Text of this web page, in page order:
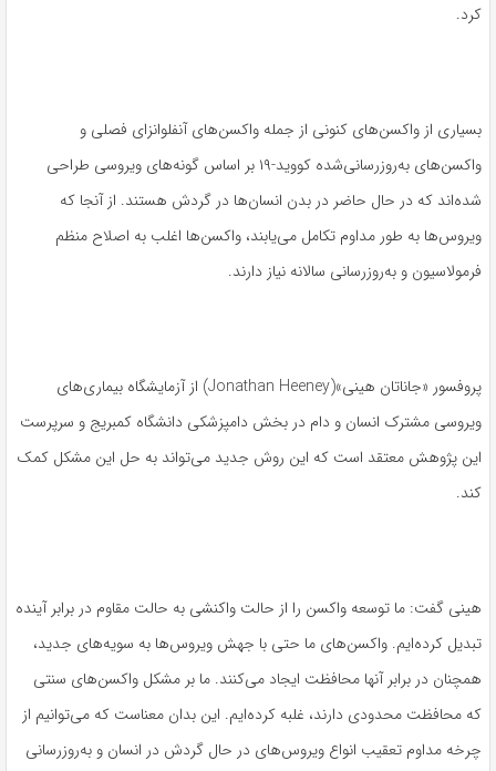
کرد.
بسیاری از واکسن‌های کنونی از جمله واکسن‌های آنفلوانزای فصلی و
واکسن‌های به‌روزرسانی‌شده کووید-۱۹ بر اساس گونه‌های ویروسی طراحی
شده‌اند که در حال حاضر در بدن انسان‌ها در گردش هستند. از آنجا که
ویروس‌ها به طور مداوم تکامل می‌یابند، واکسن‌ها اغلب به اصلاح منظم
فرمولاسیون و به‌روزرسانی سالانه نیاز دارند.
پروفسور «جاناتان هینی»(Jonathan Heeney) از آزمایشگاه بیماری‌های
ویروسی مشترک انسان و دام در بخش دامپزشکی دانشگاه کمبریج و سرپرست
این پژوهش معتقد است که این روش جدید می‌تواند به حل این مشکل کمک
کند.
هینی گفت: ما توسعه واکسن را از حالت واکنشی به حالت مقاوم در برابر آینده
تبدیل کرده‌ایم. واکسن‌های ما حتی با جهش ویروس‌ها به سویه‌های جدید،
همچنان در برابر آنها محافظت ایجاد می‌کنند. ما بر مشکل واکسن‌های سنتی
که محافظت محدودی دارند، غلبه کرده‌ایم. این بدان معناست که می‌توانیم از
چرخه مداوم تعقیب انواع ویروس‌های در حال گردش در انسان و به‌روزرسانی